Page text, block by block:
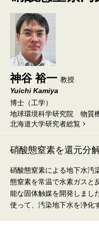
神谷 裕一 教授
Yuichi Kamiya
博士（工学）
地球環境科学研究院 物質
北海道⼤学研究者総覧
硝酸態窒素を還元分
硝酸態窒素による地下水汚
態窒素を常温で水素ガスと
能な固体触媒を開発しまし
使って、汚染地下水を浄化